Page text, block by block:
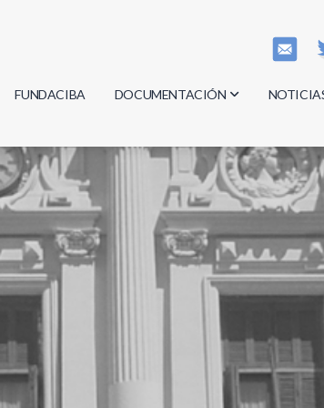
FUNDACIBA DOCUMENTACIÓN
Actas
Reglamentos
Documentos